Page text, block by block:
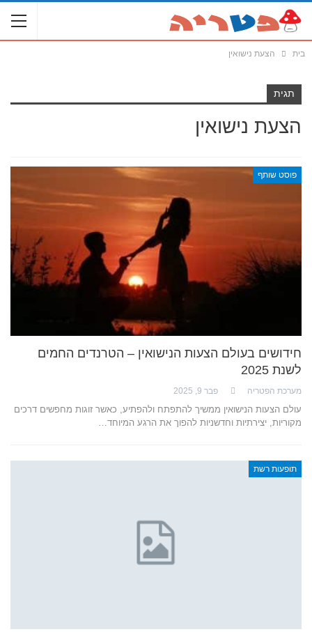
בית הצעת נישואין
תגית
הצעת נישואין
פוסט שותף
חידושים בעולם הצעות הנישואין – הטרנדים החמים
לשנת 2025
מערכת הפטריה פבר 9, 2025
עולם הצעות הנישואין ממשיך להתפתח ולהפתיע, כאשר זוגות מחפשים דרכים
מקוריות, יצירתיות וחדשניות להפוך את הרגע המיוחד…
תופעות רשת